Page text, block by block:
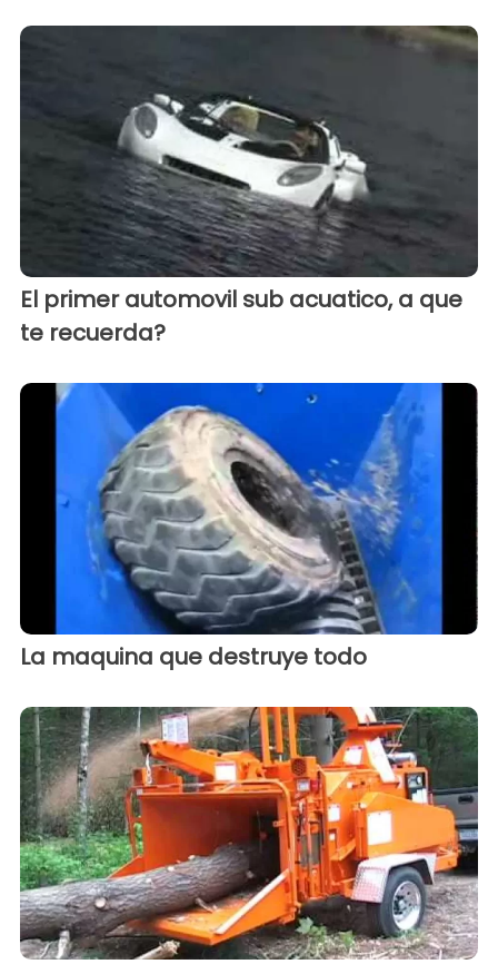
El primer automovil sub acuatico, a que
te recuerda?
La maquina que destruye todo